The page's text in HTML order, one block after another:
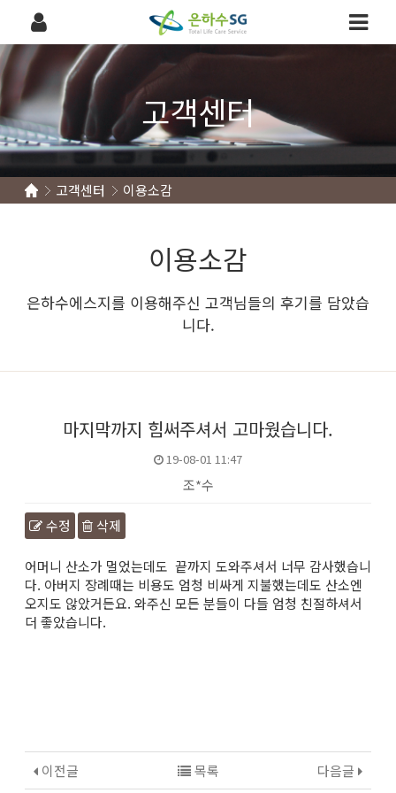
고객센터
고객센터 이용소감
이용소감
은하수에스지를 이용해주신 고객님들의 후기를 담았습
니다.
마지막까지 힘써주셔서 고마웠습니다.
19-08-01 11:47
조*수
수정 삭제
본문
어머니 산소가 멀었는데도 끝까지 도와주셔서 너무 감사했습니
다. 아버지 장례때는 비용도 엄청 비싸게 지불했는데도 산소엔
오지도 않았거든요. 와주신 모든 분들이 다들 엄청 친절하셔서
더 좋았습니다.
이전글 다음글
목록